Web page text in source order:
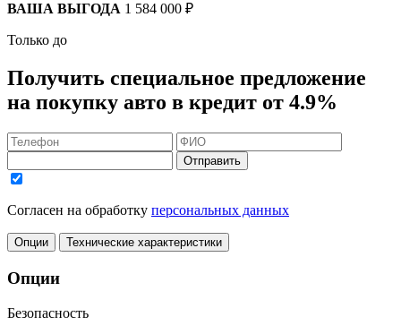
ВАША ВЫГОДА 1 584 000 ₽
Только до
Получить специальное предложение
на покупку авто в кредит от 4.9%
Отправить
Согласен на обработку персональных данных
Опции Технические характеристики
Опции
Безопасность